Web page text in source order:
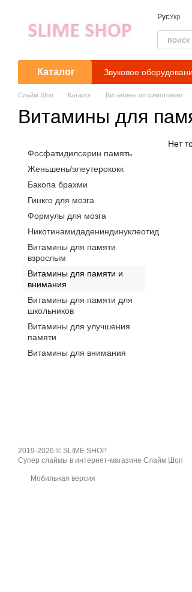
РусУкр
Каталог Звуковое
Слайм Шоп Каталог Витамины по симптомам
Витамины для
Нет
Фосфатидилсерин память
Женьшень/элеутерококк
Бакопа брахми
Гинкго для мозга
Формулы для мозга
Никотинамидадениндинуклеотид
Витамины для памяти
взрослым
Витамины для памяти и
внимания
Витамины для памяти для
школьников
Витамины для улучшения
памяти
Витамины для внимания
2019-2026 © SLIME SHOP
Супер слаймы в интернет-магазине Слайм Шоп
Мобильная версия